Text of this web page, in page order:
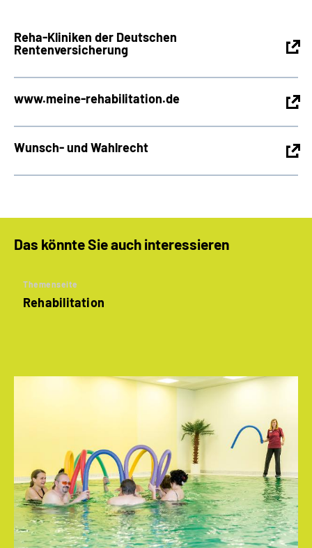
Reha-Kliniken der Deutschen
Rentenversicherung
www.meine-rehabilitation.de
Wunsch- und Wahlrecht
Das könnte Sie auch interessieren
Themenseite
Rehabilitation